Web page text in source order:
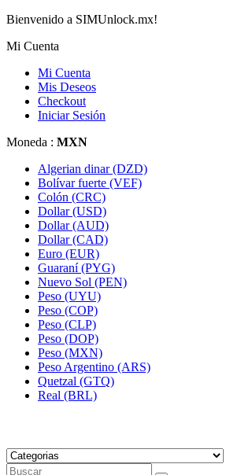
Bienvenido a SIMUnlock.mx!
Mi Cuenta
Mi Cuenta
Mis Deseos
Checkout
Iniciar Sesión
Moneda : MXN
Algerian dinar (DZD)
Bolívar fuerte (VEF)
Colón (CRC)
Dollar (USD)
Dollar (AUD)
Dollar (CAD)
Euro (EUR)
Guaraní (PYG)
Nuevo Sol (PEN)
Peso (UYU)
Peso (COP)
Peso (CLP)
Peso (DOP)
Peso (MXN)
Peso Argentino (ARS)
Quetzal (GTQ)
Real (BRL)